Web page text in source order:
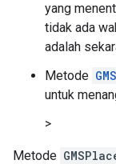
yang
tidak ada
adalah
Metode
untuk
>
Metode